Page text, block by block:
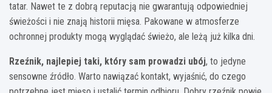
tatar. Nawet te z dobrą reputacją nie gwarantują odpowiedniej
świeżości i nie znają historii mięsa. Pakowane w atmosferze
ochronnej produkty mogą wyglądać świeżo, ale leżą już kilka dni.
Rzeźnik, najlepiej taki, który sam prowadzi ubój, to jedyne
sensowne źródło. Warto nawiązać kontakt, wyjaśnić, do czego